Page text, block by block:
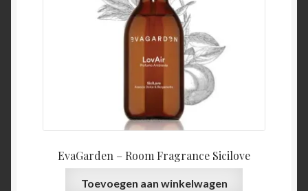
EvaGarden – Room Fragrance Sicilove
Toevoegen aan winkelwagen